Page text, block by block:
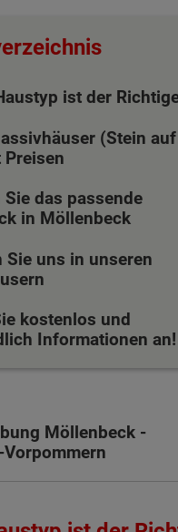
ist der
(Stein auf
das passende
in Möllenbeck
Sie uns in unseren
kostenlos und
Informationen an!
Möllenbeck -